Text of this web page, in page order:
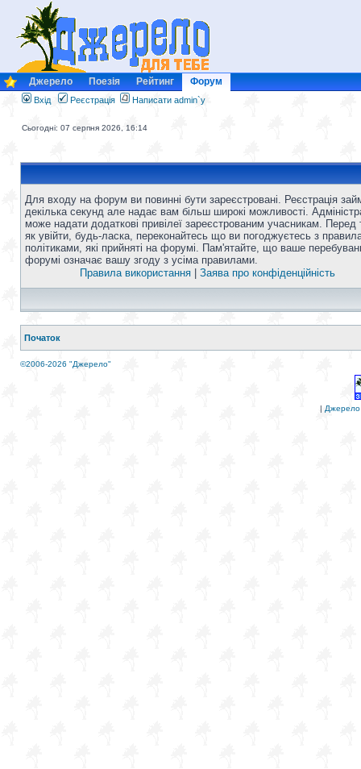
Джерело Поезія Рейтинг Форум
Вхід Реєстрація Написати admin`у
Сьогодні: 07 серпня 2026, 16:14
Для входу на форум ви повинні бути зареєстровані. Реєстрація
декілька секунд але надає вам більш широкі можливості.
може надати додаткові привілеї зареєстрованим учасникам. Перед
як увійти, будь-ласка, переконайтесь що ви погоджуєтесь з
політиками, які прийняті на форумі. Пам'ятайте, що ваше
форумі означає вашу згоду з усіма правилами.
Правила використання
Заява про конфіденційність
Початок
©2006-2026 "Джерело"
| Джерело